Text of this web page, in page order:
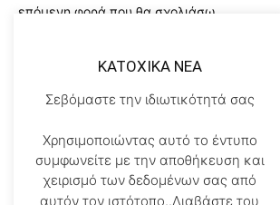
επόμενη φορά που θα σχολιάσω.
Χρησιμοποιώντας αυτό το έντυπο
αποθήκευση και χειρισμό των
τον ιστότοπο..Διαβάστε του ορους
μας*
KATOXIKA NEA
Σεβόμαστε την ιδιωτικότητά σας
Χρησιμοποιώντας αυτό το έντυπο
συμφωνείτε με την αποθήκευση και
χειρισμό των δεδομένων σας από
αυτόν τον ιστότοπο..Διαβάστε του